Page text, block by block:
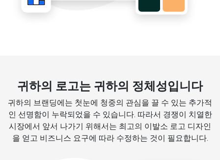
귀하의 로고는 귀하의 정체성입니다
귀하의 브랜딩에는 첫눈에 청중의 관심을 끌 수 있는 추가적
인 선명함이 누락되었을 수 있습니다. 따라서 경쟁이 치열한
시장에서 앞서 나가기 위해서는 최고의 이발소 로고 디자인
을 얻고 비즈니스 요구에 따라 수정하는 것이 필요합니다.